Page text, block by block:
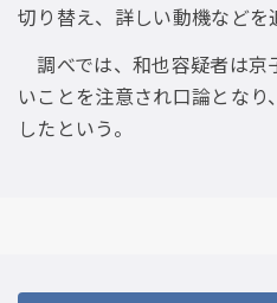
切り替え、詳しい動機などを
調べでは、和也容疑者は京
いことを注意され口論とな
したという。